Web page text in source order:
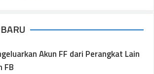
Akun FF dari Perangkat Lain
FB